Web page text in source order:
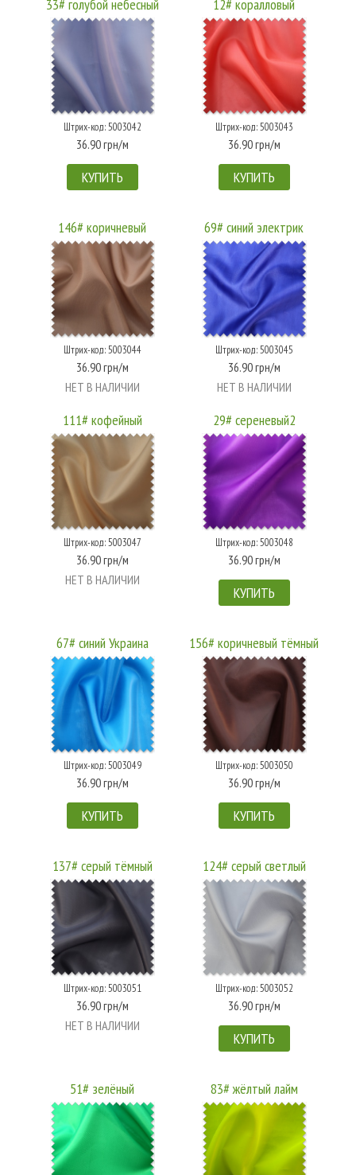
33# голубой небесный
Штрих-код: 5003042
36.90 грн/м
КУПИТЬ
12# коралловый
Штрих-код: 5003043
36.90 грн/м
КУПИТЬ
146# коричневый
Штрих-код: 5003044
36.90 грн/м
НЕТ В НАЛИЧИИ
69# синий электрик
Штрих-код: 5003045
36.90 грн/м
НЕТ В НАЛИЧИИ
111# кофейный
Штрих-код: 5003047
36.90 грн/м
НЕТ В НАЛИЧИИ
29# сереневый2
Штрих-код: 5003048
36.90 грн/м
КУПИТЬ
67# синий Украина
Штрих-код: 5003049
36.90 грн/м
КУПИТЬ
156# коричневый тёмный
Штрих-код: 5003050
36.90 грн/м
КУПИТЬ
137# серый тёмный
Штрих-код: 5003051
36.90 грн/м
НЕТ В НАЛИЧИИ
124# серый светлый
Штрих-код: 5003052
36.90 грн/м
КУПИТЬ
51# зелёный 83# жёлтый лайм